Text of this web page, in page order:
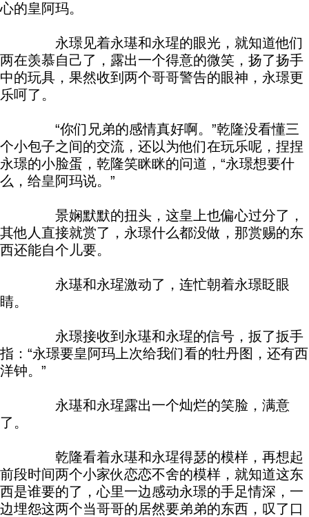
心的皇阿玛。
永璟见着永璂和永瑆的眼光，就知道他们
两在羡慕自己了，露出一个得意的微笑，扬了扬手
中的玩具，果然收到两个哥哥警告的眼神，永璟更
乐呵了。
“你们兄弟的感情真好啊。”乾隆没看懂三
个小包子之间的交流，还以为他们在玩乐呢，捏捏
永璟的小脸蛋，乾隆笑眯眯的问道，“永璟想要什
么，给皇阿玛说。”
景娴默默的扭头，这皇上也偏心过分了，
其他人直接就赏了，永璟什么都没做，那赏赐的东
西还能自个儿要。
永璂和永瑆激动了，连忙朝着永璟眨眼
睛。
永璟接收到永璂和永瑆的信号，扳了扳手
指：“永璟要皇阿玛上次给我们看的牡丹图，还有西
洋钟。”
永璂和永瑆露出一个灿烂的笑脸，满意
了。
乾隆看着永璂和永瑆得瑟的模样，再想起
前段时间两个小家伙恋恋不舍的模样，就知道这东
西是谁要的了，心里一边感动永璟的手足情深，一
边埋怨这两个当哥哥的居然要弟弟的东西，叹了口